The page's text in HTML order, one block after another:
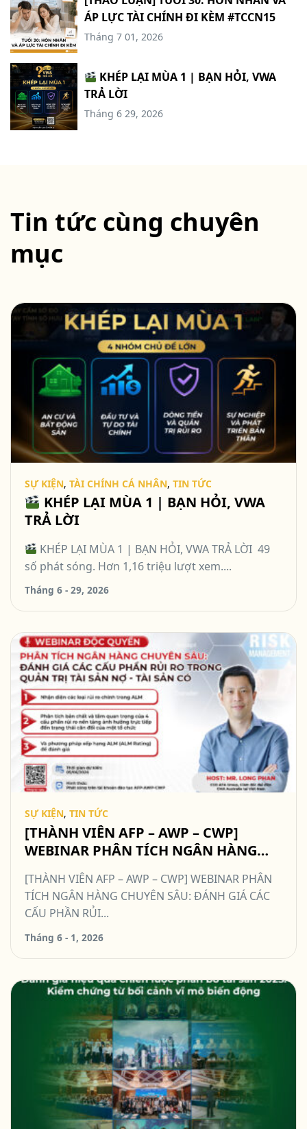
ÁP LỰC TÀI CHÍNH ĐI KÈM #TCCN15
Tháng 7 01, 2026
KHÉP LẠI MÙA 1 | BẠN HỎI, VWA
TRẢ LỜI
Tháng 6 29, 2026
Tin tức cùng chuyên
mục
SỰ KIỆN, TÀI CHÍNH CÁ NHÂN, TIN TỨC
KHÉP LẠI MÙA 1 | BẠN HỎI, VWA
TRẢ LỜI
KHÉP LẠI MÙA 1 | BẠN HỎI, VWA TRẢ LỜI 49
số phát sóng. Hơn 1,16 triệu lượt xem....
Tháng 6 - 29, 2026
SỰ KIỆN, TIN TỨC
[THÀNH VIÊN AFP – AWP – CWP]
WEBINAR PHÂN TÍCH NGÂN HÀNG
CHUYÊN SÂU: ĐÁNH GIÁ CÁC CẤU
PHẦN RỦI RO TRONG QUẢN TRỊ TÀI
SẢN NỢ-TÀI SẢN CÓ
[THÀNH VIÊN AFP – AWP – CWP] WEBINAR PHÂN
TÍCH NGÂN HÀNG CHUYÊN SÂU: ĐÁNH GIÁ CÁC
CẤU PHẦN RỦI...
Tháng 6 - 1, 2026